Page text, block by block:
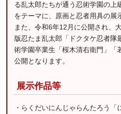
る乱太郎たちが通う忍術学園の上
をテーマに、原画と忍者用具の展
また、令和6年12月に公開され、
版忍たま乱太郎「ドクタケ忍者隊
術学園卒業生「桜木清右衛門」「
公開となります。
展示作品等
・らくだいにんじゃらんたろう